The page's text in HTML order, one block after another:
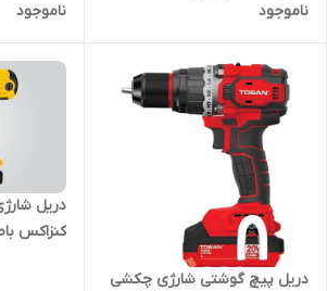
ناموجود
ناموجود
دریل پیچ گوشتی شارژی چکشی
کنزاکس